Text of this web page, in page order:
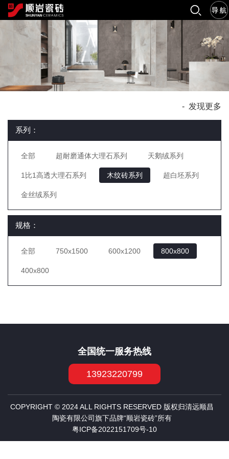
- 发现更多
系列：
全部 超耐磨通体大理石系列 天鹅绒系列
1比1高透大理石系列 木纹砖系列 超白坯系列
金丝绒系列
规格：
全部 750x1500 600x1200 800x800
400x800
全国统一服务热线
13923220799
COPYRIGHT © 2024 ALL RIGHTS RESERVED 版权归清远顺昌
陶瓷有限公司旗下品牌“顺岩瓷砖”所有
粤ICP备2022151709号-10